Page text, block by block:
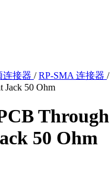
连接器 / RP-SMA 连接器 /
Jack 50 Ohm
50 Ohm